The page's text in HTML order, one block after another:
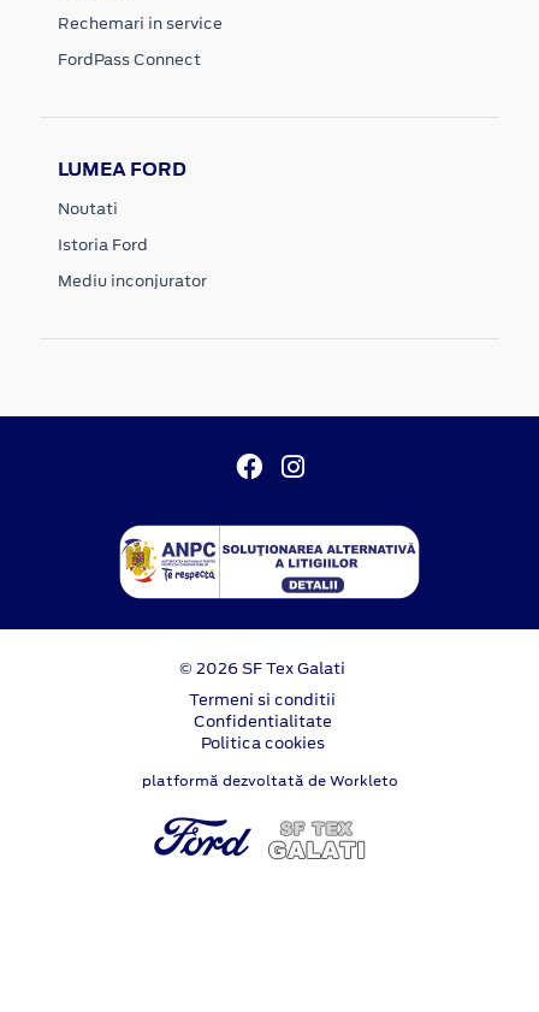
Rechemari in service
FordPass Connect
LUMEA FORD
Noutati
Istoria Ford
Mediu inconjurator
© 2026 SF Tex Galati
Termeni si conditii
Confidentialitate
Politica cookies
platformă dezvoltată de Workleto